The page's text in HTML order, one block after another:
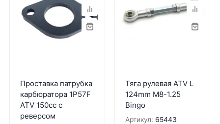
Проставка патрубка
карбюратора 1P57F
ATV 150cc с
реверсом
Тяга рулевая ATV L
124mm M8-1.25
Bingo
Артикул: 65443